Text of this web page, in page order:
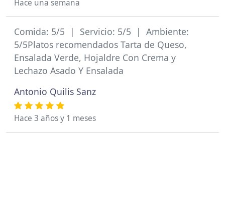
Hace una semana
Comida: 5/5 | Servicio: 5/5 | Ambiente:
5/5Platos recomendados Tarta de Queso,
Ensalada Verde, Hojaldre Con Crema y
Lechazo Asado Y Ensalada
Antonio Quilis Sanz
Hace 3 años y 1 meses